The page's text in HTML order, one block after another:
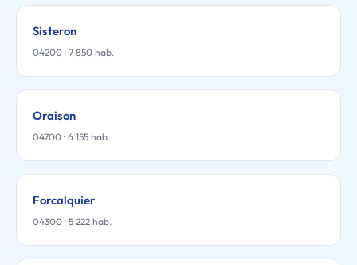
Sisteron
04200 · 7 850 hab.
Oraison
04700 · 6 155 hab.
Forcalquier
04300 · 5 222 hab.